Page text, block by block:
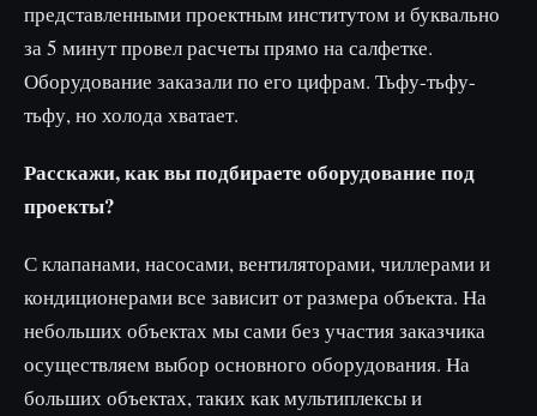
представленными проектным институтом и буквально
за 5 минут провел расчеты прямо на салфетке.
Оборудование заказали по его цифрам. Тьфу-тьфу-
тьфу, но холода хватает.
Расскажи, как вы подбираете оборудование под
проекты?
С клапанами, насосами, вентиляторами, чиллерами и
кондиционерами все зависит от размера объекта. На
небольших объектах мы сами без участия заказчика
осуществляем выбор основного оборудования. На
больших объектах, таких как мультиплексы и